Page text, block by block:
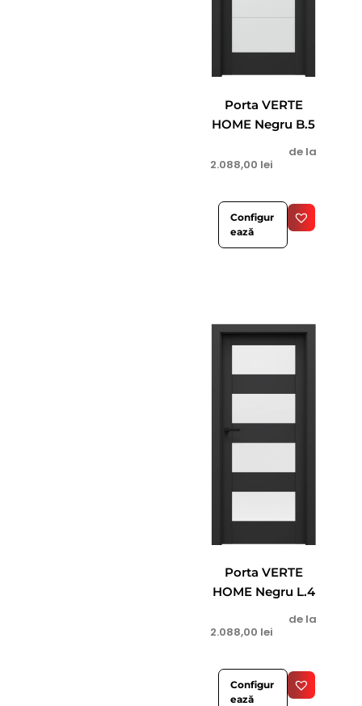
Porta VERTE
HOME Negru B.5
de la
2.088,00 lei
Configur
ează
Porta VERTE
HOME Negru L.4
de la
2.088,00 lei
Configur
ează